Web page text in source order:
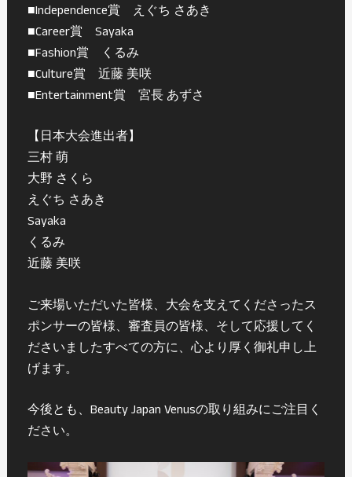
■Independence賞 えぐち さあき
■Career賞 Sayaka
■Fashion賞 くるみ
■Culture賞 近藤 美咲
■Entertainment賞 宮長 あずさ
【日本大会進出者】
三村 萌
大野 さくら
えぐち さあき
Sayaka
くるみ
近藤 美咲
ご来場いただいた皆様、大会を支えてくださったス
ポンサーの皆様、審査員の皆様、そして応援してく
ださいましたすべての方に、心より厚く御礼申し上
げます。
今後とも、Beauty Japan Venusの取り組みにご注目く
ださい。